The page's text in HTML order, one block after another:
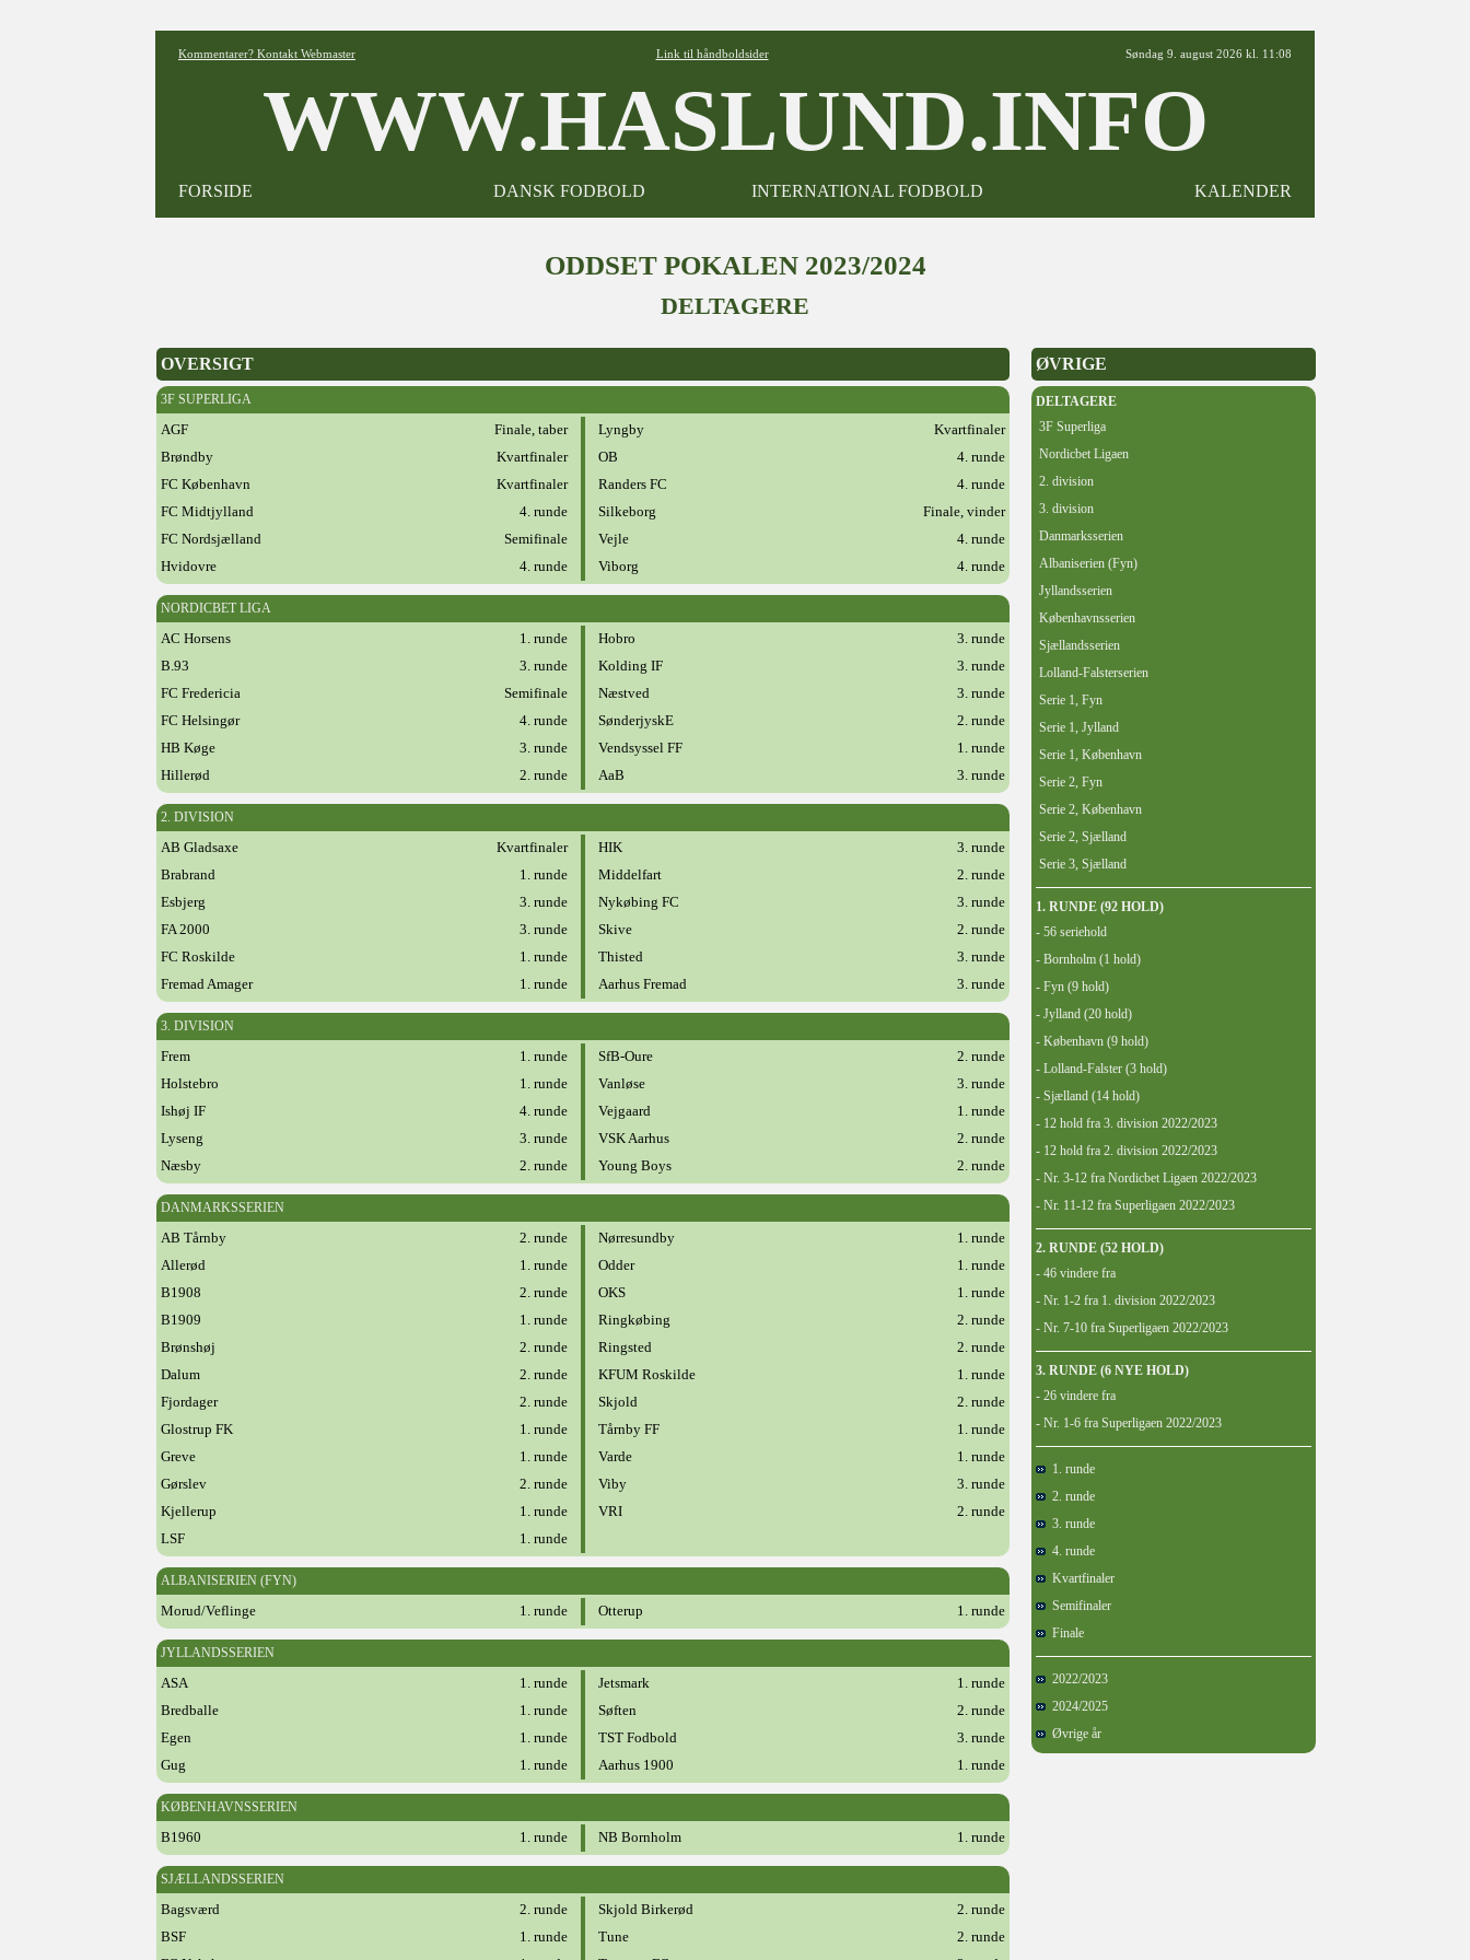
Kommentarer? Kontakt Webmaster Link til håndboldsider Søndag 9. august 2026 kl. 11:08
WWW.HASLUND.INFO
FORSIDE DANSK FODBOLD INTERNATIONAL FODBOLD KALENDER
ODDSET POKALEN 2023/2024
DELTAGERE
OVERSIGT
3F SUPERLIGA
AGF Finale, taber Lyngby
Kvartfinaler
Brøndby
Kvartfinaler OB
4. runde
FC København
Kvartfinaler Randers FC
4. runde
FC Midtjylland
4. runde Silkeborg
Finale, vinder
FC Nordsjælland
Semifinale Vejle
4. runde
Hvidovre
4. runde Viborg 4. runde
NORDICBET LIGA
AC Horsens 1. runde Hobro
3. runde
B.93
3. runde Kolding IF
3. runde
FC Fredericia
Semifinale Næstved
3. runde
FC Helsingør
4. runde SønderjyskE
2. runde
HB Køge
3. runde Vendsyssel FF
1. runde
Hillerød
2. runde AaB 3. runde
2. DIVISION
AB Gladsaxe Kvartfinaler HIK
3. runde
Brabrand
1. runde Middelfart
2. runde
Esbjerg
3. runde Nykøbing FC
3. runde
FA 2000
3. runde Skive
2. runde
FC Roskilde
1. runde Thisted
3. runde
Fremad Amager
1. runde Aarhus Fremad 3. runde
3. DIVISION
Frem 1. runde SfB-Oure
2. runde
Holstebro
1. runde Vanløse
3. runde
Ishøj IF
4. runde Vejgaard
1. runde
Lyseng
3. runde VSK Aarhus
2. runde
Næsby
2. runde Young Boys 2. runde
DANMARKSSERIEN
AB Tårnby 2. runde Nørresundby
1. runde
Allerød
1. runde Odder
1. runde
B1908
2. runde OKS
1. runde
B1909
1. runde Ringkøbing
2. runde
Brønshøj
2. runde Ringsted
2. runde
Dalum
2. runde KFUM Roskilde
1. runde
Fjordager
2. runde Skjold
2. runde
Glostrup FK
1. runde Tårnby FF
1. runde
Greve
1. runde Varde
1. runde
Gørslev
2. runde Viby
3. runde
Kjellerup
1. runde VRI
2. runde
LSF
1. runde
ALBANISERIEN (FYN)
Morud/Veflinge 1. runde Otterup 1. runde
JYLLANDSSERIEN
ASA 1. runde Jetsmark
1. runde
Bredballe
1. runde Søften
2. runde
Egen
1. runde TST Fodbold
3. runde
Gug
1. runde Aarhus 1900 1. runde
KØBENHAVNSSERIEN
B1960 1. runde NB Bornholm 1. runde
SJÆLLANDSSERIEN
Bagsværd 2. runde Skjold Birkerød
2. runde
BSF
1. runde Tune
2. runde
ØVRIGE
DELTAGERE
3F Superliga
Nordicbet Ligaen
2. division
3. division
Danmarksserien
Albaniserien (Fyn)
Jyllandsserien
Københavnsserien
Sjællandsserien
Lolland-Falsterserien
Serie 1, Fyn
Serie 1, Jylland
Serie 1, København
Serie 2, Fyn
Serie 2, København
Serie 2, Sjælland
Serie 3, Sjælland
1. RUNDE (92 HOLD)
- 56 seriehold
- Bornholm (1 hold)
- Fyn (9 hold)
- Jylland (20 hold)
- København (9 hold)
- Lolland-Falster (3 hold)
- Sjælland (14 hold)
- 12 hold fra 3. division 2022/2023
- 12 hold fra 2. division 2022/2023
- Nr. 3-12 fra Nordicbet Ligaen 2022/2023
- Nr. 11-12 fra Superligaen 2022/2023
2. RUNDE (52 HOLD)
- 46 vindere fra
- Nr. 1-2 fra 1. division 2022/2023
- Nr. 7-10 fra Superligaen 2022/2023
3. RUNDE (6 NYE HOLD)
- 26 vindere fra
- Nr. 1-6 fra Superligaen 2022/2023
1. runde
2. runde
3. runde
4. runde
Kvartfinaler
Semifinaler
Finale
2022/2023
2024/2025
Øvrige år